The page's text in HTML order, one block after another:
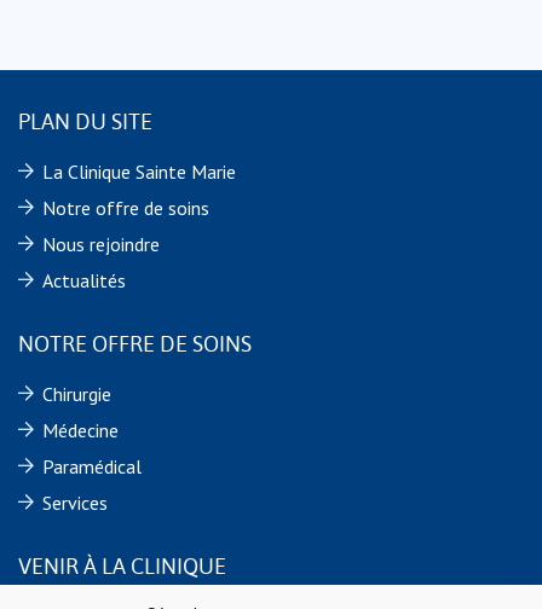
PLAN DU SITE
La Clinique Sainte Marie
Notre offre de soins
Nous rejoindre
Actualités
NOTRE OFFRE DE SOINS
Chirurgie
Médecine
Paramédical
Services
VENIR À LA CLINIQUE